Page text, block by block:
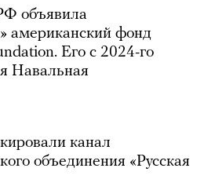
объявила
американский фонд
Его с 2024-го
Навальная
канал
объединения «Русская